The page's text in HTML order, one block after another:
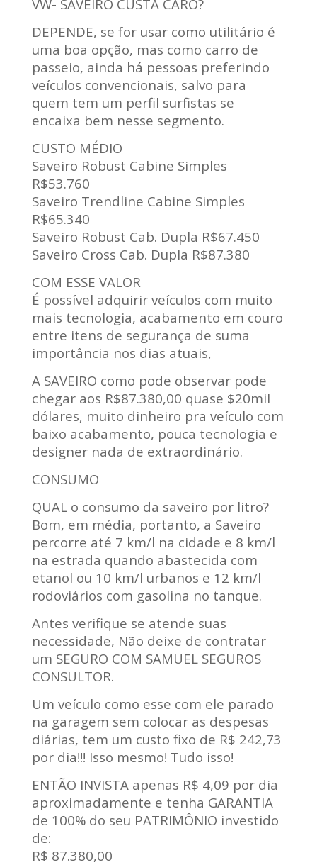
VW- SAVEIRO CUSTA CARO?
DEPENDE, se for usar como utilitário é
uma boa opção, mas como carro de
passeio, ainda há pessoas preferindo
veículos convencionais, salvo para
quem tem um perfil surfistas se
encaixa bem nesse segmento.
CUSTO MÉDIO
Saveiro Robust Cabine Simples
R$53.760
Saveiro Trendline Cabine Simples
R$65.340
Saveiro Robust Cab. Dupla R$67.450
Saveiro Cross Cab. Dupla R$87.380
COM ESSE VALOR
É possível adquirir veículos com muito
mais tecnologia, acabamento em couro
entre itens de segurança de suma
importância nos dias atuais,
A SAVEIRO como pode observar pode
chegar aos R$87.380,00 quase $20mil
dólares, muito dinheiro pra veículo com
baixo acabamento, pouca tecnologia e
designer nada de extraordinário.
CONSUMO
QUAL o consumo da saveiro por litro?
Bom, em média, portanto, a Saveiro
percorre até 7 km/l na cidade e 8 km/l
na estrada quando abastecida com
etanol ou 10 km/l urbanos e 12 km/l
rodoviários com gasolina no tanque.
Antes verifique se atende suas
necessidade, Não deixe de contratar
um SEGURO COM SAMUEL SEGUROS
CONSULTOR.
Um veículo como esse com ele parado
na garagem sem colocar as despesas
diárias, tem um custo fixo de R$ 242,73
por dia!!! Isso mesmo! Tudo isso!
ENTÃO INVISTA apenas R$ 4,09 por dia
aproximadamente e tenha GARANTIA
de 100% do seu PATRIMÔNIO investido
de:
R$ 87.380,00